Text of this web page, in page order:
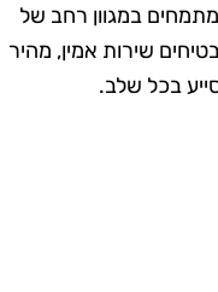
במגוון רחב של
שירות אמין, מהיר
בכל שלב.